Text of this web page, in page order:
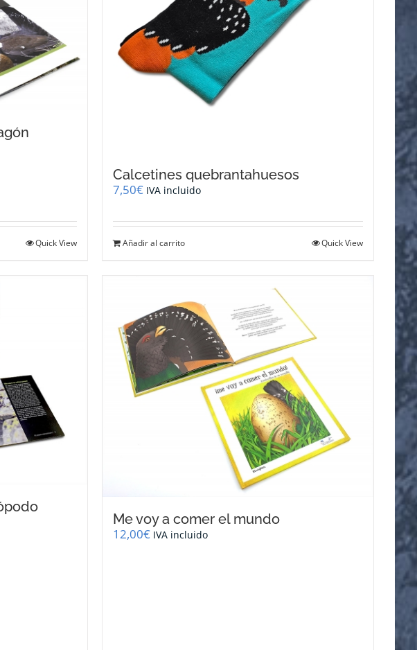
Quick View
Calcetines quebrantahuesos
7,50€ IVA incluido
Añadir al carrito Quick View
Me voy a comer el mundo
12,00€ IVA incluido